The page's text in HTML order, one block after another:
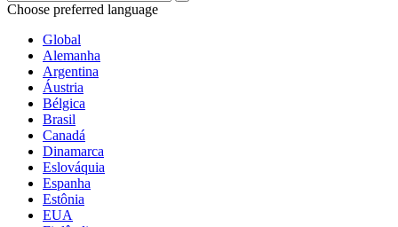
Choose preferred language
Global
Alemanha
Argentina
Áustria
Bélgica
Brasil
Canadá
Dinamarca
Eslováquia
Espanha
Estônia
EUA